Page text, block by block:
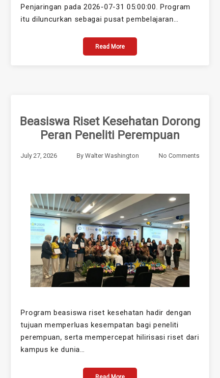
Penjaringan pada 2026-07-31 05:00:00. Program
itu diluncurkan sebagai pusat pembelajaran…
Read More
Beasiswa Riset Kesehatan Dorong
Peran Peneliti Perempuan
July 27, 2026 By Walter Washington No Comments
Program beasiswa riset kesehatan hadir dengan
tujuan memperluas kesempatan bagi peneliti
perempuan, serta mempercepat hilirisasi riset dari
kampus ke dunia…